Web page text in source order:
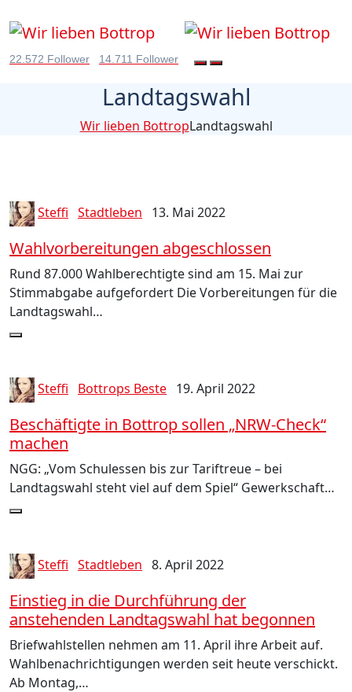
22.572 Follower 14.711 Follower
Landtagswahl
Wir lieben BottropLandtagswahl
Steffi Stadtleben 13. Mai 2022
Wahlvorbereitungen abgeschlossen
Rund 87.000 Wahlberechtigte sind am 15. Mai zur
Stimmabgabe aufgefordert Die Vorbereitungen für die
Landtagswahl…
Steffi Bottrops Beste 19. April 2022
Beschäftigte in Bottrop sollen „NRW-Check“
machen
NGG: „Vom Schulessen bis zur Tariftreue – bei
Landtagswahl steht viel auf dem Spiel“ Gewerkschaft…
Steffi Stadtleben 8. April 2022
Einstieg in die Durchführung der
anstehenden Landtagswahl hat begonnen
Briefwahlstellen nehmen am 11. April ihre Arbeit auf.
Wahlbenachrichtigungen werden seit heute verschickt.
Ab Montag,…